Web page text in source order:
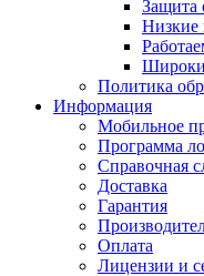
Защита
Низкие
Политика
Информация
Мобильное
Программа
Справочная
Доставка
Гарантия
Оплата
Лицензии и